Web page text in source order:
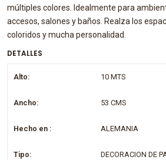
múltiples colores. Idealmente para
accesos, salones y baños. Realza los
coloridos y mucha personalidad.
DETALLES
Alto: 10 MTS
Ancho: 53 CMS
Hecho en : ALEMANIA
Tipo: DECORACION DE